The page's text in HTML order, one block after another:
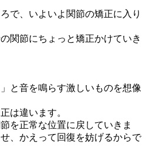
で、いよいよ関節の矯正に入り
関節にちょっと矯正かけていき
と音を鳴らす激しいものを想像
は違います。
を正常な位置に戻していきま
、かえって回復を妨げるからで